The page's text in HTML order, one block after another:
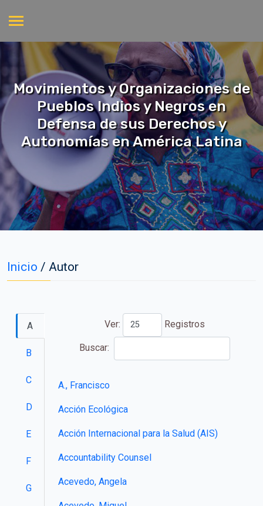
Movimientos y Organizaciones de
Pueblos Indios y Negros en
Defensa de sus Derechos y
Autonomías en América Latina
Inicio / Autor
A
B
C
D
E
F
G
Ver: Registros
Buscar:
A., Francisco
Acción Ecológica
Acción Internacional para la Salud (AIS)
Accountability Counsel
Acevedo, Angela